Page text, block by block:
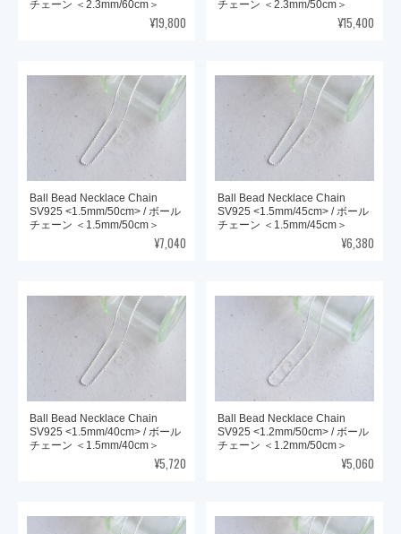
チェーン ＜2.3mm/60cm＞
¥19,800
チェーン ＜2.3mm/50cm＞
¥15,400
Ball Bead Necklace Chain
SV925 <1.5mm/50cm> / ボール
チェーン ＜1.5mm/50cm＞
¥7,040
Ball Bead Necklace Chain
SV925 <1.5mm/45cm> / ボール
チェーン ＜1.5mm/45cm＞
¥6,380
Ball Bead Necklace Chain
SV925 <1.5mm/40cm> / ボール
チェーン ＜1.5mm/40cm＞
¥5,720
Ball Bead Necklace Chain
SV925 <1.2mm/50cm> / ボール
チェーン ＜1.2mm/50cm＞
¥5,060